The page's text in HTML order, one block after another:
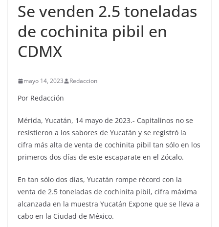
Se venden 2.5 toneladas
de cochinita pibil en
CDMX
mayo 14, 2023 Redaccion
Por Redacción
Mérida, Yucatán, 14 mayo de 2023.- Capitalinos no se
resistieron a los sabores de Yucatán y se registró la
cifra más alta de venta de cochinita pibil tan sólo en los
primeros dos días de este escaparate en el Zócalo.
En tan sólo dos días, Yucatán rompe récord con la
venta de 2.5 toneladas de cochinita pibil, cifra máxima
alcanzada en la muestra Yucatán Expone que se lleva a
cabo en la Ciudad de México.